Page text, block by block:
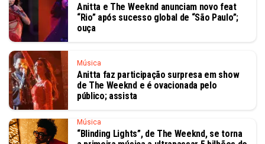
Anitta e The Weeknd anunciam novo feat
“Rio” após sucesso global de “São Paulo”;
ouça
Música
Anitta faz participação surpresa em show
de The Weeknd e é ovacionada pelo
público; assista
Música
“Blinding Lights”, de The Weeknd, se torna